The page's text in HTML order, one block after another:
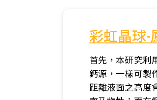
彩虹晶球-
首先，本研究利
鈣源，一樣可製
距離液面之高度